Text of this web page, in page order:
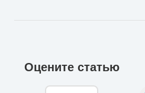
Оцените статью